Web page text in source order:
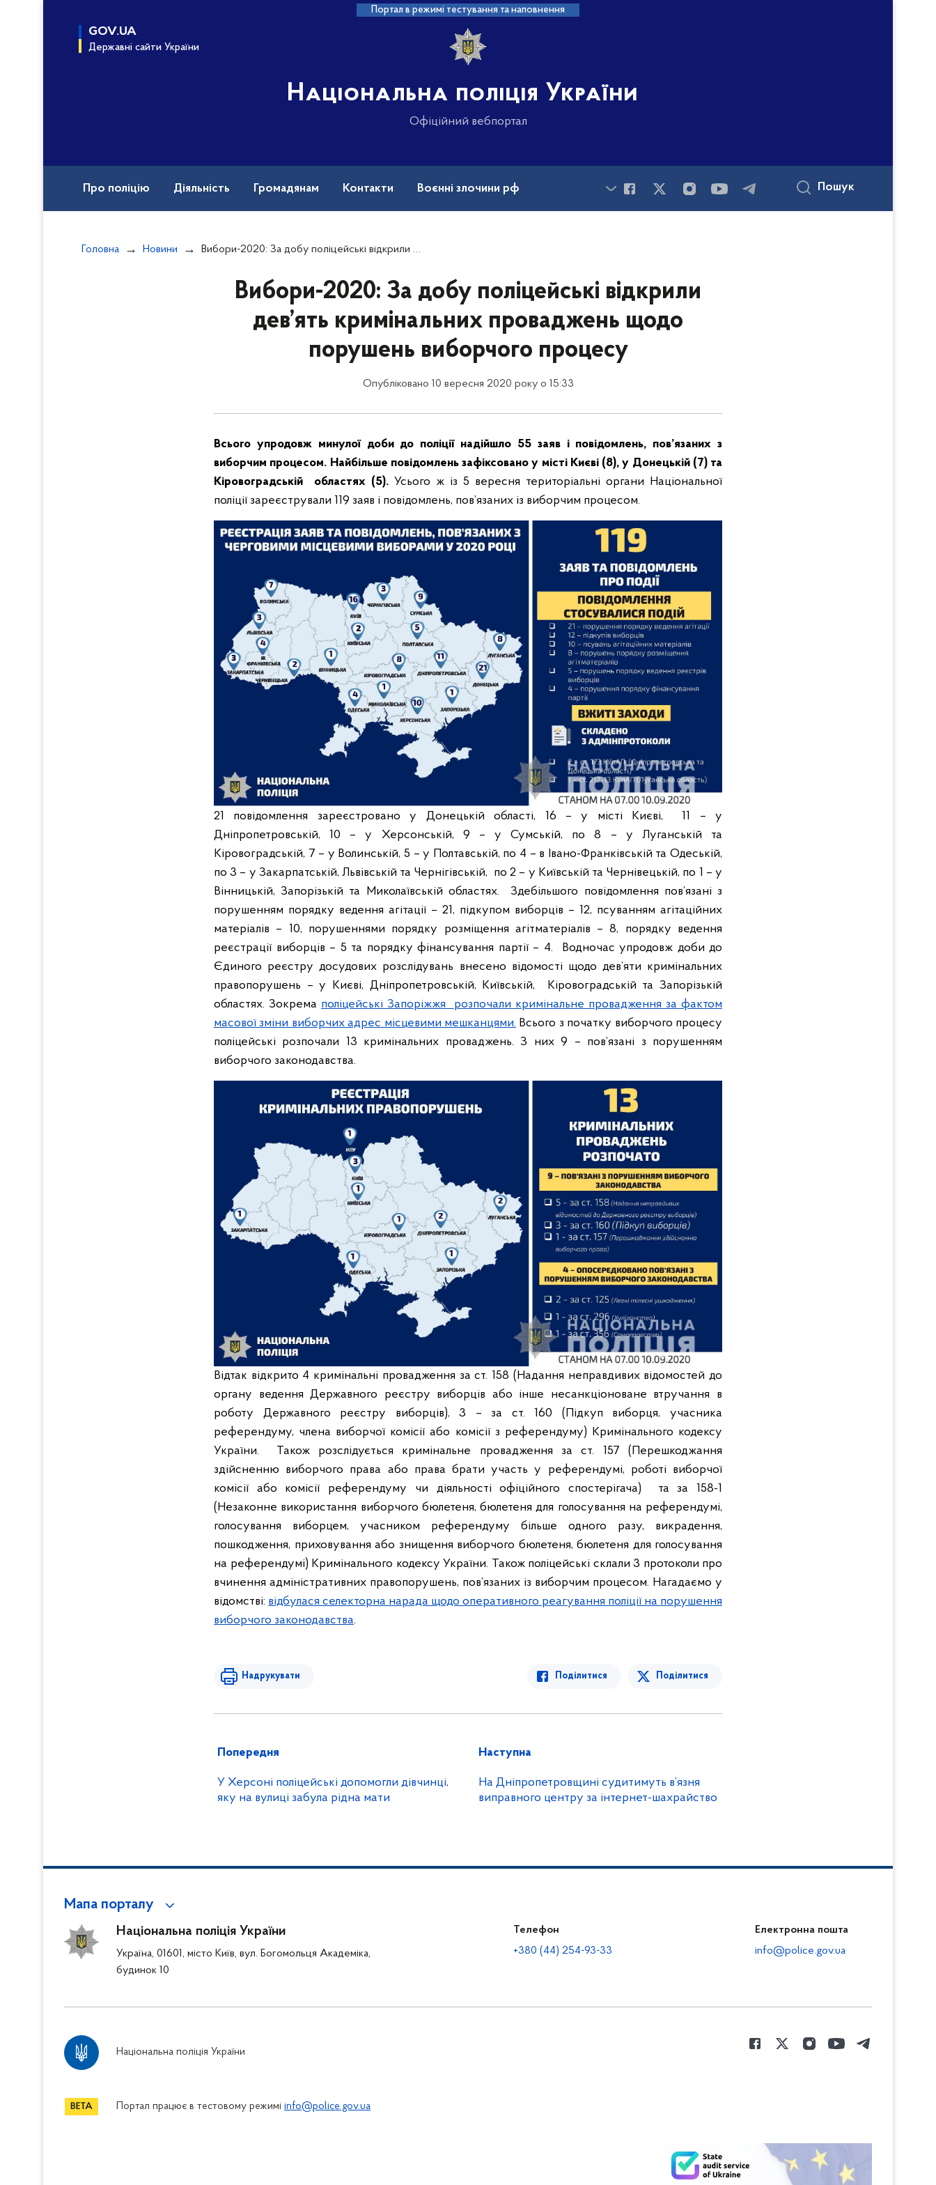
Портал в режимі тестування та наповнення
GOV.UA
Державні сайти України
Національна поліція України
Офіційний вебпортал
Про поліцію Діяльність Громадянам Контакти Воєнні злочини рф Пошук
Головна Новини Вибори-2020: За добу поліцейські відкрили дев’ять кримінальних проваджень щодо порушень виборчого процесу
Вибори-2020: За добу поліцейські відкрили
дев’ять кримінальних проваджень щодо
порушень виборчого процесу
Опубліковано 10 вересня 2020 року о 15:33
Всього упродовж минулої доби до поліції надійшло 55 заяв і повідомлень, пов’язаних з
виборчим процесом. Найбільше повідомлень зафіксовано у місті Києві (8), у Донецькій (7) та
Кіровоградській областях (5). Усього ж із 5 вересня територіальні органи Національної
поліції зареєстрували 119 заяв і повідомлень, пов’язаних із виборчим процесом.
21 повідомлення зареєстровано у Донецькій області, 16 – у місті Києві, 11 – у
Дніпропетровській, 10 – у Херсонській, 9 – у Сумській, по 8 – у Луганській та
Кіровоградській, 7 – у Волинській, 5 – у Полтавській, по 4 – в Івано-Франківській та Одеській,
по 3 – у Закарпатській, Львівській та Чернігівській, по 2 – у Київській та Чернівецькій, по 1 – у
Вінницькій, Запорізькій та Миколаївській областях.
Здебільшого повідомлення пов’язані з
порушенням порядку ведення агітації – 21, підкупом виборців – 12, псуванням агітаційних
матеріалів – 10, порушеннями порядку розміщення агітматеріалів – 8, порядку ведення
реєстрації виборців – 5 та порядку фінансування партії – 4.
Водночас упродовж доби до
Єдиного реєстру досудових розслідувань внесено відомості щодо дев’яти кримінальних
правопорушень – у Києві, Дніпропетровській, Київській, Кіровоградській та Запорізькій
областях. Зокрема поліцейські Запоріжжя розпочали кримінальне провадження за фактом
масової зміни виборчих адрес місцевими мешканцями. Всього з початку виборчого процесу
поліцейські розпочали 13 кримінальних проваджень. З них 9 – пов’язані з порушенням
виборчого законодавства.
Відтак відкрито 4 кримінальні провадження за ст. 158 (Надання неправдивих відомостей до
органу ведення Державного реєстру виборців або інше несанкціоноване втручання в
роботу Державного реєстру виборців), 3 – за ст. 160 (Підкуп виборця, учасника
референдуму, члена виборчої комісії або комісії з референдуму) Кримінального кодексу
України.
Також розслідується кримінальне провадження за ст. 157 (Перешкоджання
здійсненню виборчого права або права брати участь у референдумі, роботі виборчої
комісії або комісії референдуму чи діяльності офіційного спостерігача) та за 158-1
(Незаконне використання виборчого бюлетеня, бюлетеня для голосування на референдумі,
голосування виборцем, учасником референдуму більше одного разу, викрадення,
пошкодження, приховування або знищення виборчого бюлетеня, бюлетеня для голосування
на референдумі) Кримінального кодексу України. Також поліцейські склали 3 протоколи про
вчинення адміністративних правопорушень, пов’язаних із виборчим процесом. Нагадаємо у
відомстві: відбулася селекторна нарада щодо оперативного реагування поліції на порушення
виборчого законодавства.
Надрукувати Поділитися Поділитися
Попередня
У Херсоні поліцейські допомогли дівчинці,
яку на вулиці забула рідна мати
Наступна
На Дніпропетровщині судитимуть в’язня
виправного центру за інтернет-шахрайство
Мапа порталу
Національна поліція України
Україна, 01601, місто Київ, вул. Богомольця Академіка,
будинок 10
Телефон
+380 (44) 254-93-33
Електронна пошта
info@police.gov.ua
Національна поліція України
Портал працює в тестовому режимі info@police.gov.ua